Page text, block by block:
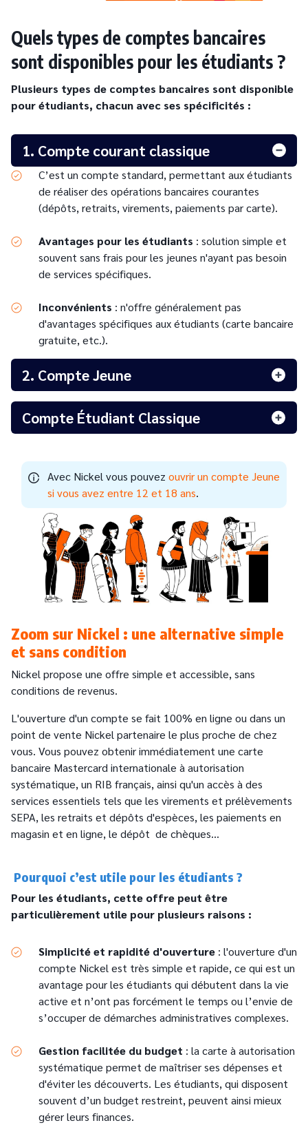
Quels types de comptes bancaires
sont disponibles pour les étudiants ?
Plusieurs types de comptes bancaires sont disponible
pour étudiants, chacun avec ses spécificités :
1. Compte courant classique
C’est un compte standard, permettant aux étudiants
de réaliser des opérations bancaires courantes
(dépôts, retraits, virements, paiements par carte).
Avantages pour les étudiants : solution simple et
souvent sans frais pour les jeunes n'ayant pas besoin
de services spécifiques.
Inconvénients : n'offre généralement pas
d'avantages spécifiques aux étudiants (carte bancaire
gratuite, etc.).
2. Compte Jeune
Compte Étudiant Classique
Avec Nickel vous pouvez ouvrir un compte Jeune
si vous avez entre 12 et 18 ans.
Zoom sur Nickel : une alternative simple
et sans condition
Nickel propose une offre simple et accessible, sans
conditions de revenus.
L'ouverture d'un compte se fait 100% en ligne ou dans un
point de vente Nickel partenaire le plus proche de chez
vous. Vous pouvez obtenir immédiatement une carte
bancaire Mastercard internationale à autorisation
systématique, un RIB français, ainsi qu'un accès à des
services essentiels tels que les virements et prélèvements
SEPA, les retraits et dépôts d'espèces, les paiements en
magasin et en ligne, le dépôt de chèques…
Pourquoi c’est utile pour les étudiants ?
Pour les étudiants, cette offre peut être
particulièrement utile pour plusieurs raisons :
Simplicité et rapidité d'ouverture : l'ouverture d'un
compte Nickel est très simple et rapide, ce qui est un
avantage pour les étudiants qui débutent dans la vie
active et n’ont pas forcément le temps ou l’envie de
s’occuper de démarches administratives complexes.
Gestion facilitée du budget : la carte à autorisation
systématique permet de maîtriser ses dépenses et
d'éviter les découverts. Les étudiants, qui disposent
souvent d’un budget restreint, peuvent ainsi mieux
gérer leurs finances.